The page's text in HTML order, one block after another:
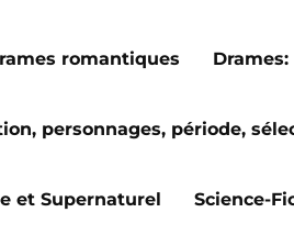
romantiques
personnages, période,
et Supernaturel Science-